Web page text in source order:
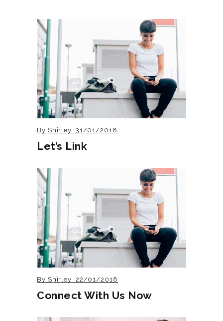
By Shirley 31/01/2018
Let’s Link
By Shirley 22/01/2018
Connect With Us Now